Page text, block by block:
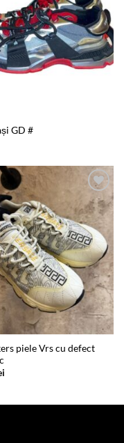
GD #
Add to
wishlist
piele Vrs cu defect